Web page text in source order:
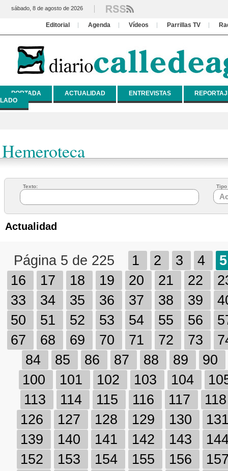
sábado, 8 de agosto de 2026
Editorial Agenda Vídeos Parrillas TV
PORTADA ACTUALIDAD ENTREVISTAS
LADO
Hemeroteca
Texto: Tipo
Actualidad
Página 5 de 225 1 2 3 4
5
16
17 18 19 20 21 22
33
34 35 36 37 38 39
50
51 52 53 54 55 56
67
68 69 70 71 72 73
84
85 86 87 88 89
90
100
101 102 103 104
113
114 115 116 117
126
127 128 129 130
139
140 141 142 143
152
153 154 155 156